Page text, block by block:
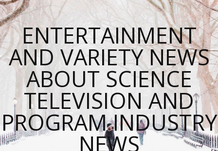
ENTERTAINMENT
AND VARIETY NEWS
ABOUT SCIENCE
TELEVISION AND
PROGRAM INDUSTRY
NEWS